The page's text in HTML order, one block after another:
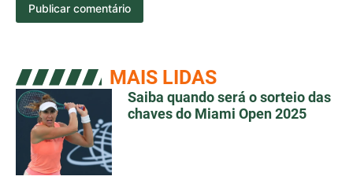
MAIS LIDAS
Saiba quando será o sorteio das
chaves do Miami Open 2025